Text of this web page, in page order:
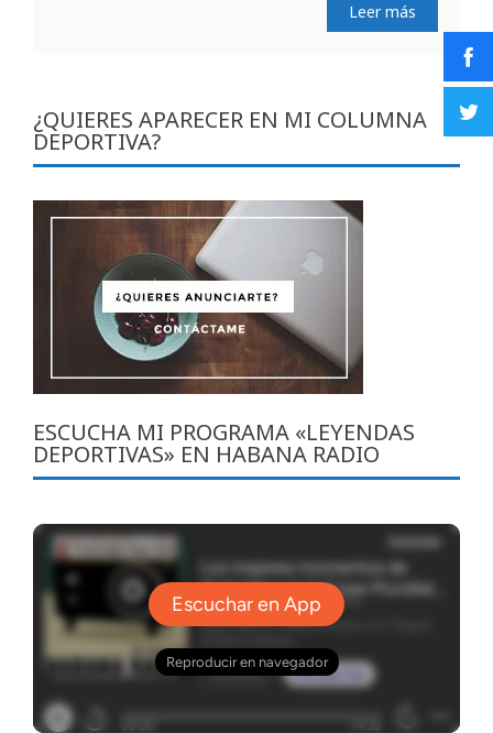
Leer más
¿QUIERES APARECER EN MI COLUMNA
DEPORTIVA?
ESCUCHA MI PROGRAMA «LEYENDAS
DEPORTIVAS» EN HABANA RADIO